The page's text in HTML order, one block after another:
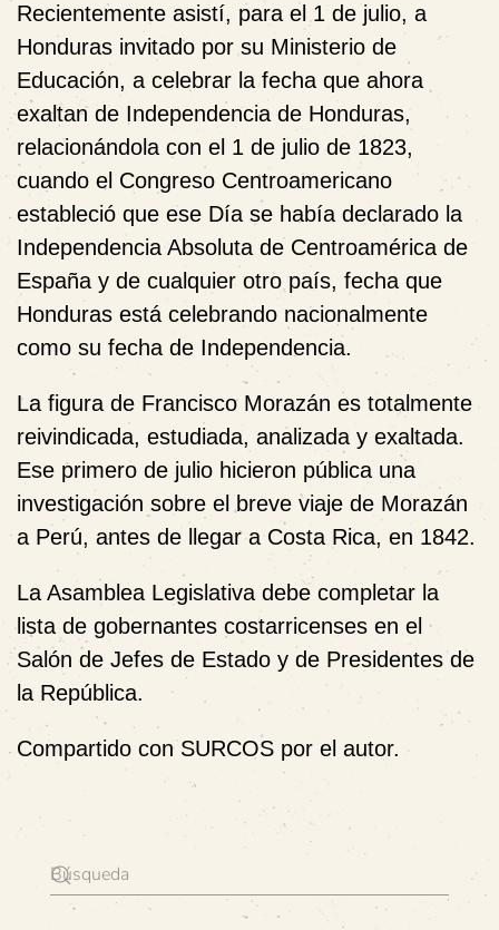
Recientemente asistí, para el 1 de julio, a
Honduras invitado por su Ministerio de
Educación, a celebrar la fecha que ahora
exaltan de Independencia de Honduras,
relacionándola con el 1 de julio de 1823,
cuando el Congreso Centroamericano
estableció que ese Día se había declarado la
Independencia Absoluta de Centroamérica de
España y de cualquier otro país, fecha que
Honduras está celebrando nacionalmente
como su fecha de Independencia.
La figura de Francisco Morazán es totalmente
reivindicada, estudiada, analizada y exaltada.
Ese primero de julio hicieron pública una
investigación sobre el breve viaje de Morazán
a Perú, antes de llegar a Costa Rica, en 1842.
La Asamblea Legislativa debe completar la
lista de gobernantes costarricenses en el
Salón de Jefes de Estado y de Presidentes de
la República.
Compartido con SURCOS por el autor.